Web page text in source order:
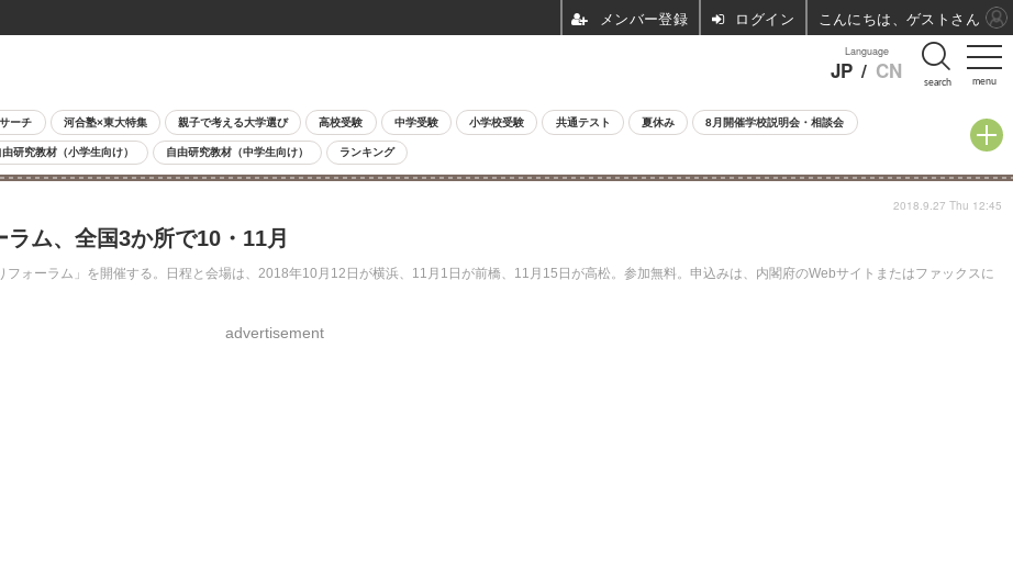
menu
Language
JP / CN search
ーチ 河合塾×東大特集 親子で考える大学選び 高校受験 中学受験 小学校受験 共通テスト 夏休み 8月開催学校説明会・相談会
由研究教材（小学生向け） 自由研究教材（中学生向け） ランキング
ム、全国3か所で10・11月
ォーラム」を開催する。日程と会場は、2018年10月12日が横浜、11月1日が前橋、11月15日が高松。参加無料。申込みは、内閣府のWebサイトまたはファックスに
advertisement
2018.9.27 Thu 12:45
ログイン こんにちは、ゲストさん